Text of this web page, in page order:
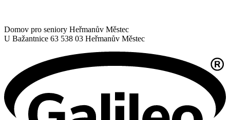
Domov pro seniory Heřmanův Městec
U Bažantnice 63 538 03 Heřmanův Městec